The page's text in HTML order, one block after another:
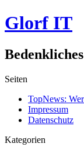
Glorf IT
Seiten
TopNews:
Impressum
Datenschutz
Kategorien